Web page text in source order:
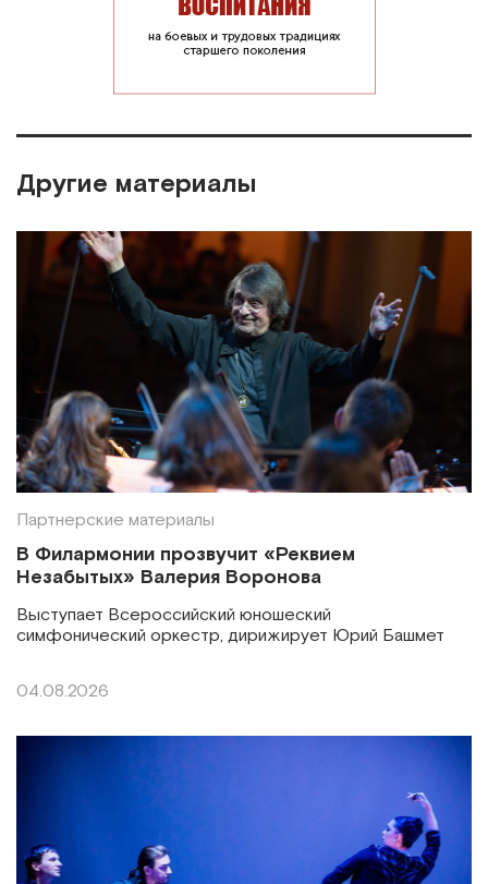
Другие материалы
Партнерские материалы
В Филармонии прозвучит «Реквием
Незабытых» Валерия Воронова
Выступает Всероссийский юношеский
симфонический оркестр, дирижирует Юрий Башмет
04.08.2026